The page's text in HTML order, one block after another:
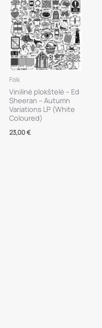
Folk
Vinilinė plokštelė – Ed
Sheeran – Autumn
Variations LP (White
Coloured)
23,00€